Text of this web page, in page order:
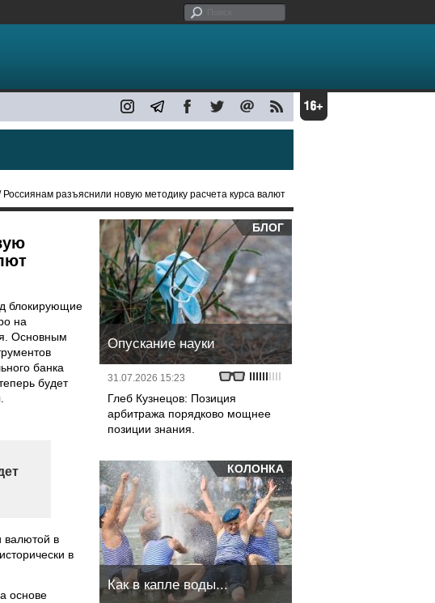
Россиянам разъяснили новую методику расчета курса валют
блокирующие
на
Основным
банка
теперь будет
валютой в
в
основе
БЛОГ
Опускание науки
31.07.2026 15:23
Глеб Кузнецов: Позиция
арбитража порядково мощнее
позиции знания.
КОЛОНКА
Как в капле воды...